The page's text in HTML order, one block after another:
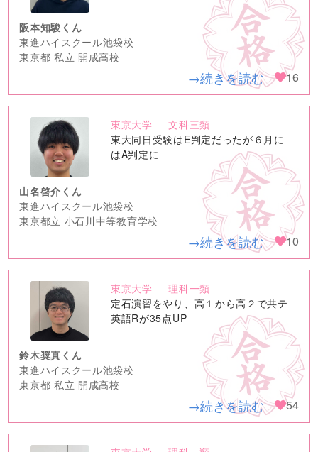
阪本知駿くん
東進ハイスクール池袋校
東京都 私立 開成高校
→続きを読む 16
no
image
東京大学
文科三類
東大同日受験はE判定だったが６月に
はA判定に
山名啓介くん
東進ハイスクール池袋校
東京都立 小石川中等教育学校
→続きを読む 10
no
image
東京大学
理科一類
定石演習をやり、高１から高２で共テ
英語Rが35点UP
鈴木奨真くん
東進ハイスクール池袋校
東京都 私立 開成高校
→続きを読む 54